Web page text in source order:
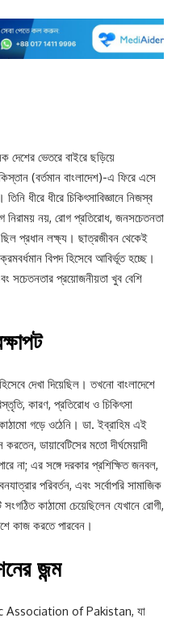
দেশের ভেতরে বাইরে ছড়িয়ে
(বর্তমান বাংলাদেশ)-এ ফিরে এসে
ধীরে ধীরে চিকিৎসাবিজ্ঞানে নিজস্ব
নয়, রোগ প্রতিরোধ, জনসচেতনতা
ছিল প্রধান লক্ষ্য। ছাত্রজীবন থেকেই
বিপদ হিসেবে আবির্ভূত হচ্ছে।
সচেতনতার প্রয়োজনীয়তা খুব বেশি
দেখা দিয়েছিল। তখনো বাংলাদেশে
কারণ, প্রতিরোধ ও চিকিৎসা
গড়ে ওঠেনি। ডা. ইব্রাহিম এই
ডায়াবেটিসের মতো দীর্ঘমেয়াদী
না; এর সঙ্গে দরকার প্রশিক্ষিত জনবল,
পরিবর্তন, এবং সর্বোপরি সামাজিক
কাঠামো চেয়েছিলেন যেখানে রোগী,
কাজ করতে পারবেন।
জন্ম
Association of Pakistan, যা